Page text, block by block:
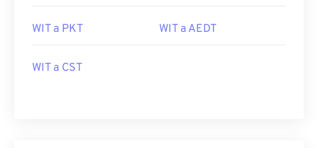
WIT a PKT WIT a AEDT
WIT a CST